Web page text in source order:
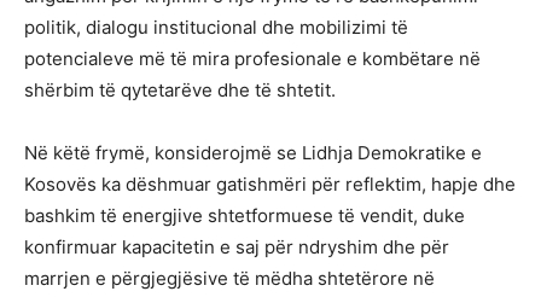
politik, dialogu institucional dhe mobilizimi të
potencialeve më të mira profesionale e kombëtare në
shërbim të qytetarëve dhe të shtetit.
Në këtë frymë, konsiderojmë se Lidhja Demokratike e
Kosovës ka dëshmuar gatishmëri për reflektim, hapje dhe
bashkim të energjive shtetformuese të vendit, duke
konfirmuar kapacitetin e saj për ndryshim dhe për
marrjen e përgjegjësive të mëdha shtetërore në